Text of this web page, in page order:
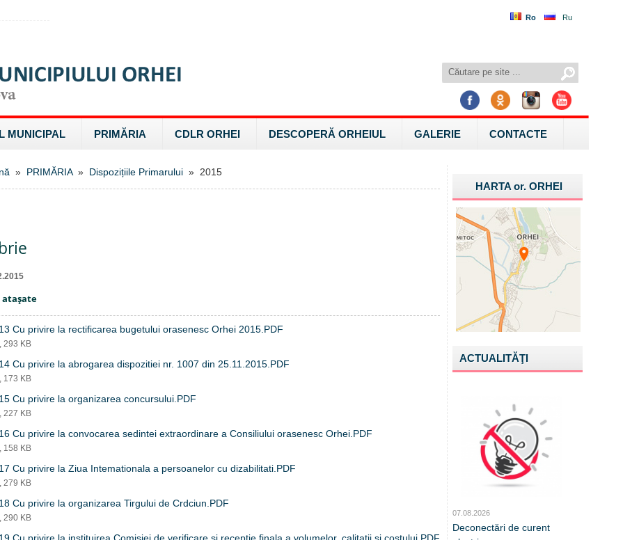
Ro Ru
MUNICIPAL PRIMĂRIA CDLR ORHEI DESCOPERĂ ORHEIUL GALERIE CONTACTE
» PRIMĂRIA» Dispozițiile Primarului » 2015
Cu privire la rectificarea bugetului orasenesc Orhei 2015.PDF
293 KB
Cu privire la abrogarea dispozitiei nr. 1007 din 25.11.2015.PDF
173 KB
Cu privire la organizarea concursului.PDF
227 KB
Cu privire la convocarea sedintei extraordinare a Consiliului orasenesc Orhei.PDF
158 KB
Cu privire la Ziua Intemationala a persoanelor cu dizabilitati.PDF
279 KB
Cu privire la organizarea Tirgului de Crdciun.PDF
290 KB
HARTA or.ORHEI
ACTUALITĂŢI
07.08.2026
Deconectări de curent